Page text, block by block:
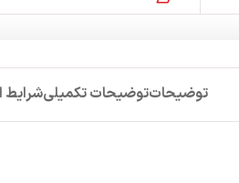
توضیحاتتوضیحات تکمیلیشرایط